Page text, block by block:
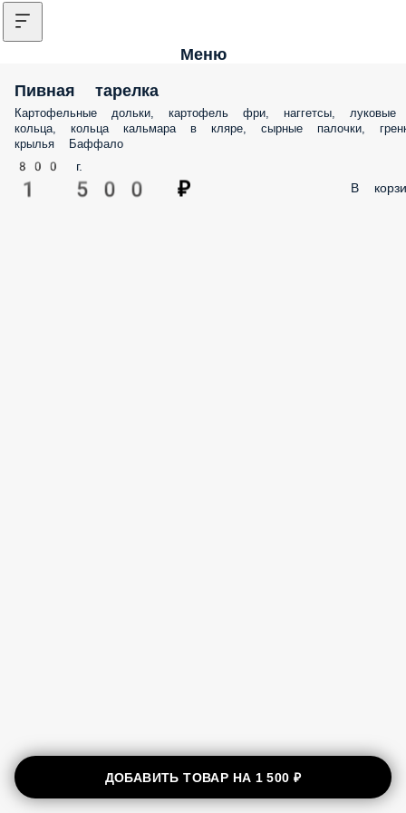
Меню
Пивная тарелка
Картофельные дольки, картофель фри, наггетсы, луковые
кольца, кольца кальмара в кляре, сырные палочки,
крылья Баффало
800 г.
1 500 ₽ В
ДОБАВИТЬ ТОВАР НА 1 500 ₽